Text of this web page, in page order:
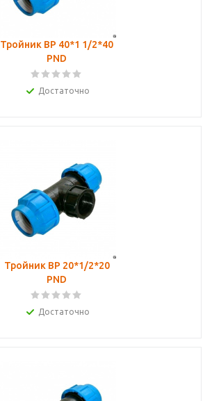
Тройник ВР 40*1 1/2*40
PND
Достаточно
Тройник ВР 20*1/2*20
PND
Достаточно